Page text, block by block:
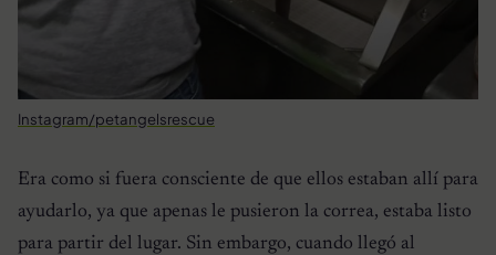
Instagram/petangelsrescue
Era como si fuera consciente de que ellos estaban allí para
ayudarlo, ya que apenas le pusieron la correa, estaba listo
para partir del lugar. Sin embargo, cuando llegó al